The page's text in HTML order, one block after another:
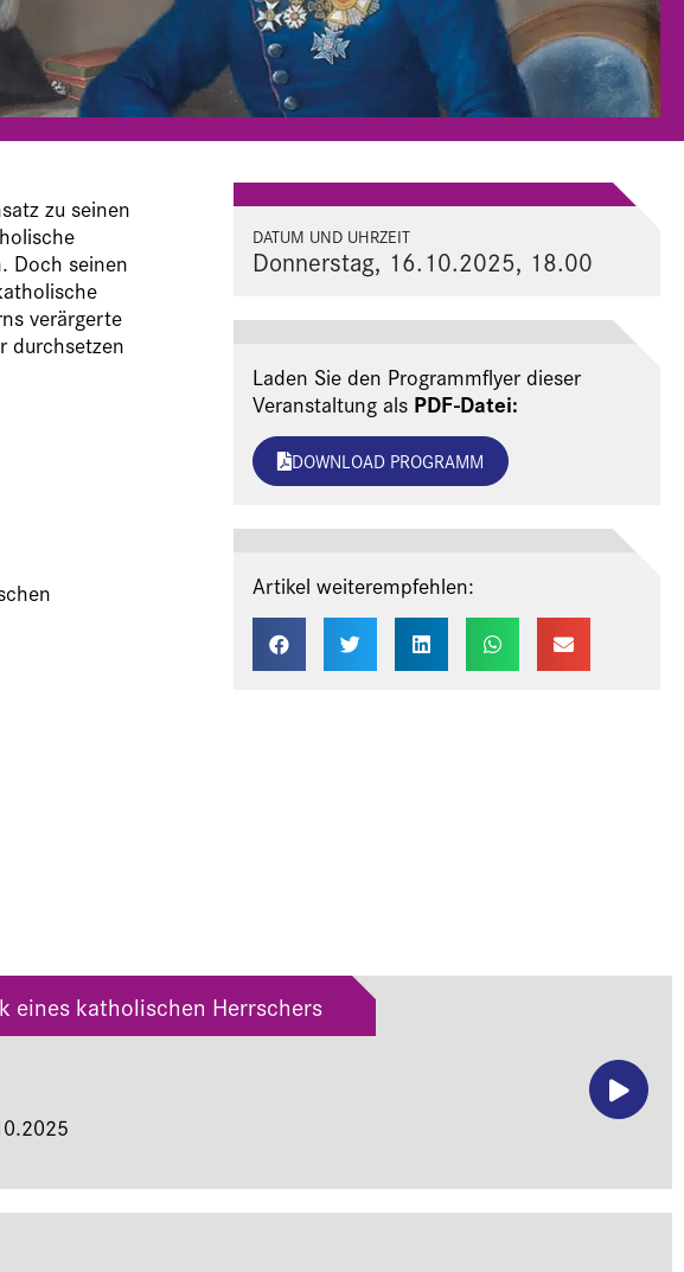
zu seinen
Doch seinen
verärgerte
durchsetzen
DATUM UND UHRZEIT
Donnerstag, 16.10.2025, 18.00
Laden Sie den Programmflyer dieser
Veranstaltung als PDF-Datei:
DOWNLOAD PROGRAMM
Artikel weiterempfehlen:
eines katholischen Herrschers